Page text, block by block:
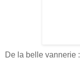
De la belle vannerie :